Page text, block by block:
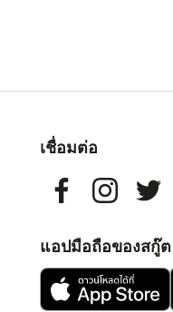
เชื่อมต่อ
แอปมือถือของสกู๊ต